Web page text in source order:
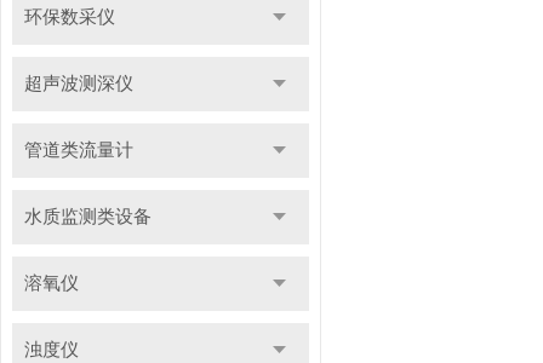
环保数采仪
超声波测深仪
管道类流量计
水质监测类设备
溶氧仪
浊度仪